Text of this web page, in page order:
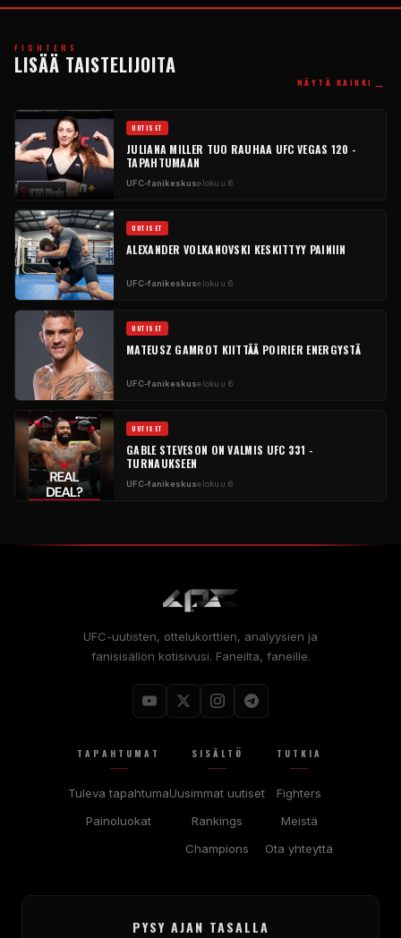
FIGHTERS
LISÄÄ TAISTELIJOITA
NÄYTÄ KAIKKI →
UUTISET
JULIANA MILLER TUO RAUHAA UFC VEGAS 120 -
TAPAHTUMAAN
UFC-fanikeskuselokuu 6
UUTISET
ALEXANDER VOLKANOVSKI KESKITTYY PAINIIN
UFC-fanikeskuselokuu 6
UUTISET
MATEUSZ GAMROT KIITTÄÄ POIRIER ENERGYSTÄ
UFC-fanikeskuselokuu 6
UUTISET
GABLE STEVESON ON VALMIS UFC 331 -
TURNAUKSEEN
UFC-fanikeskuselokuu 6
UFC-uutisten, ottelukorttien, analyysien ja
fanisisällön kotisivusi. Faneilta, faneille.
TAPAHTUMAT
Tuleva tapahtuma
Painoluokat
SISÄLTÖ
Uusimmat uutiset
Rankings
Champions
TUTKIA
Fighters
Meistä
Ota yhteyttä
PYSY AJAN TASALLA